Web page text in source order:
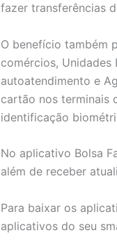
fazer transferências
O benefício também
comércios, Unidades
autoatendimento e
cartão nos terminais
identificação
No aplicativo Bolsa
além de receber
Para baixar os
aplicativos do seu